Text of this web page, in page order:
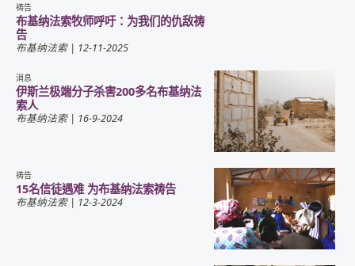
祷告
布基纳法索牧师呼吁：为我们的仇敌祷
告
布基纳法索| 12-11-2025
消息
伊斯兰极端分子杀害200多名布基纳法
索人
布基纳法索| 16-9-2024
祷告
15名信徒遇难 为布基纳法索祷告
布基纳法索| 12-3-2024